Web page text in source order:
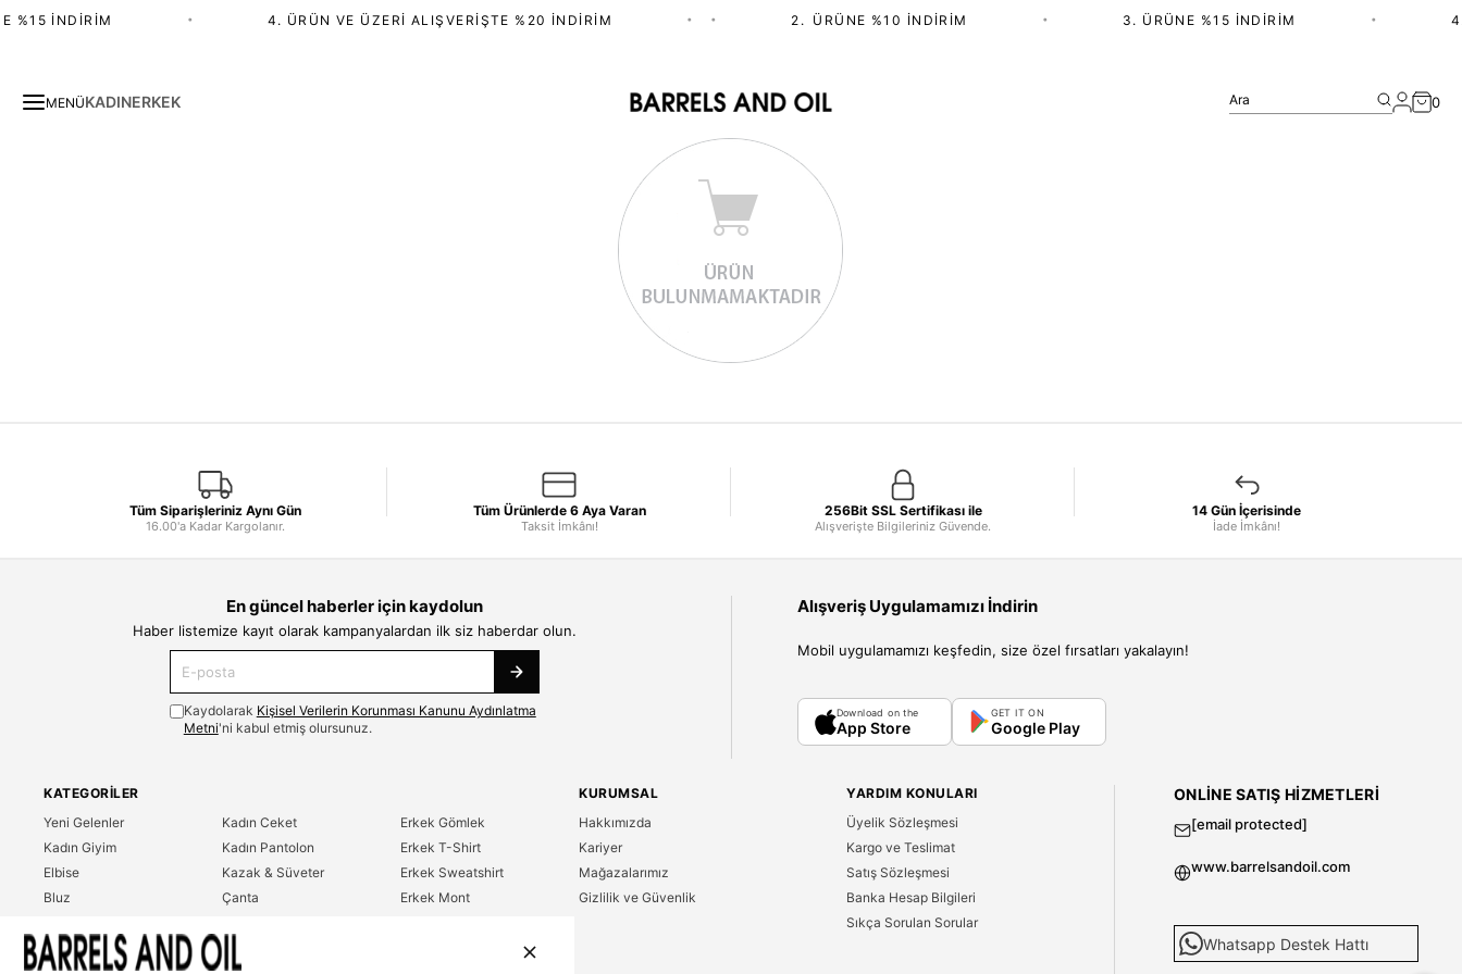
%15 İNDIRIM 4. ÜRÜN VE ÜZERI ALIŞVERIŞTE %20 İNDIRIM 2.⁠ ⁠ÜRÜNE %10 İNDIRIM 3. ÜRÜNE %15 İNDIRIM
MENÜKADINERKEK Ara 0
Tüm Siparişleriniz Aynı Gün
16.00'a Kadar Kargolanır.
Tüm Ürünlerde 6 Aya Varan
Taksit İmkânı!
256Bit SSL Sertifikası ile
Alışverişte Bilgileriniz Güvende.
14 Gün İçerisinde
İade İmkânı!
En güncel haberler için kaydolun
Haber listemize kayıt olarak kampanyalardan ilk siz haberdar olun.
Kaydolarak Kişisel Verilerin Korunması Kanunu Aydınlatma
Metni'ni kabul etmiş olursunuz.
Alışveriş Uygulamamızı İndirin
Mobil uygulamamızı keşfedin, size özel fırsatları yakalayın!
Download on the
App Store
GET IT ON
Google Play
KATEGORILER
Yeni Gelenler
Kadın Giyim
Elbise
Bluz
T-Shirt
Kadın Ceket
Kadın Pantolon
Kazak & Süveter
Çanta
Erkek Gömlek
Erkek T-Shirt
Erkek Sweatshirt
Erkek Mont
KURUMSAL
Hakkımızda
Kariyer
Mağazalarımız
Gizlilik ve Güvenlik
YARDIM KONULARI
Üyelik Sözleşmesi
Kargo ve Teslimat
Satış Sözleşmesi
Banka Hesap Bilgileri
Sıkça Sorulan Sorular
ONLINE SATIŞ HIZMETLERI
[email protected]
www.barrelsandoil.com
Whatsapp Destek Hattı